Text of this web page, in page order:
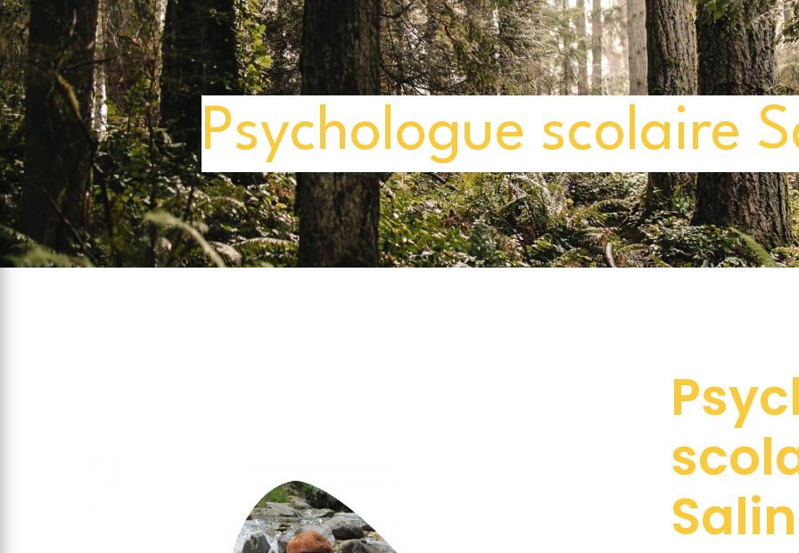
Psychologue scolaire
Panneau de gestion des cookies